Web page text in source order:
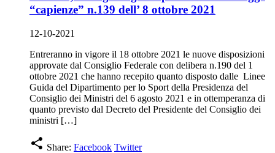
“capienze” n.139 dell’ 8 ottobre 2021
12-10-2021
Entreranno in vigore il 18 ottobre 2021 le nuove disposizioni
approvate dal Consiglio Federale con delibera n.190 del 1
ottobre 2021 che hanno recepito quanto disposto dalle Linee
Guida del Dipartimento per lo Sport della Presidenza del
Consiglio dei Ministri del 6 agosto 2021 e in ottemperanza di
quanto previsto dal Decreto del Presidente del Consiglio dei
ministri […]
share Share: Facebook Twitter